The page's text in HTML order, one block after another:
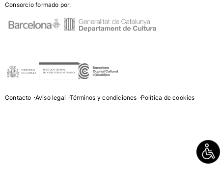
Consorcio formado por:
Contacto Aviso legal Términos y condiciones Política de cookies